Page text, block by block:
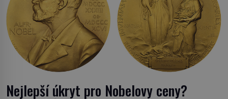
Nejlepší úkryt pro Nobelovy ceny?